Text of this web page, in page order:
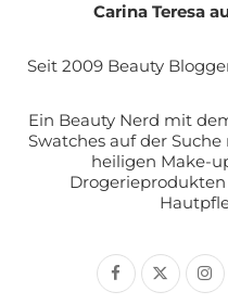
Carina Teresa
Seit 2009 Beauty
Ein Beauty Nerd mit
Swatches auf der
heiligen Make-